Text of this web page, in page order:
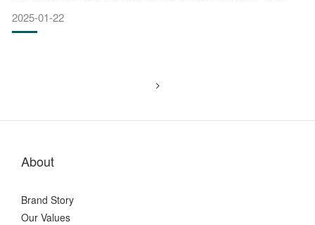
的液體飲料，就可能增加罹患癌症的風險。小朋友愛吃甜食，
不給糖就搗蛋，甜食對兒童發育的影響？吃下糖後，血糖升
2025-01-22
About
Brand Story
Our Values